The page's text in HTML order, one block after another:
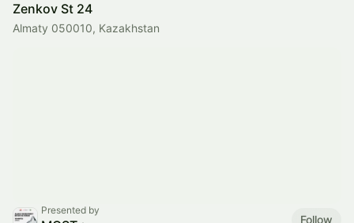
Zenkov St 24
Almaty 050010, Kazakhstan
Presented by
Follow